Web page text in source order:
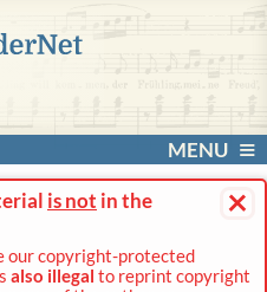
MENU
×
is not in the
our copyright-protected
also illegal to reprint copyright